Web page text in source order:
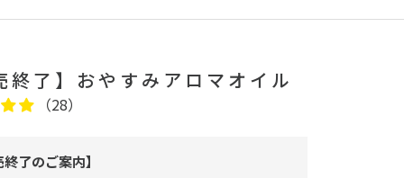
終了】おやすみアロマオイル
（28）
終了のご案内】